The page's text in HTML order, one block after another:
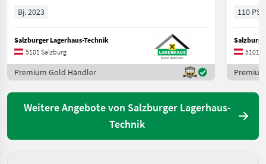
Bj. 2023
Salzburger Lagerhaus-Technik
5101 Salzburg
Premium Gold Händler
110 PS/
5101
Weitere Angebote von Salzburger Lagerhaus-
Technik